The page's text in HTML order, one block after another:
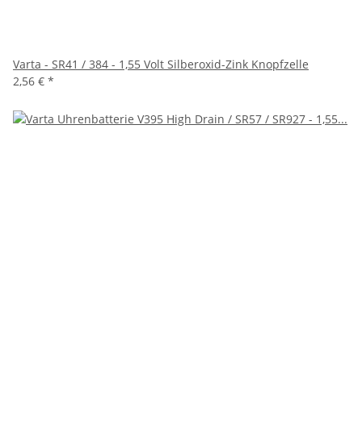
Varta - SR41 / 384 - 1,55 Volt Silberoxid-Zink Knopfzelle
2,56 € *